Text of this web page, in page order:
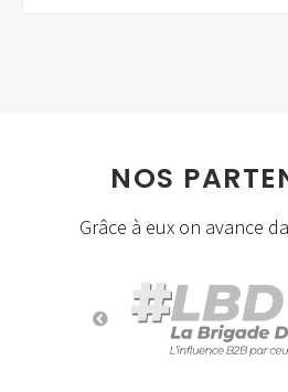
NOS
Grâce à eux on avance